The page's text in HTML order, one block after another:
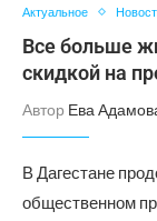
Актуальное
Все больше
скидкой на
Автор Ева
В Дагестане
общественном